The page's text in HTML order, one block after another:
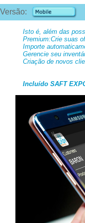
Versão:
Isto é, além das
Premium:Crie suas
Importe
Gerencie seu
Criação de novos
Incluído SAFT